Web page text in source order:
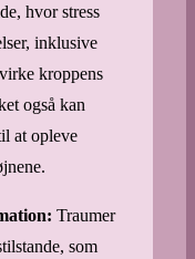
hvor stress
inklusive
kroppens
også kan
at opleve
Traumer
som